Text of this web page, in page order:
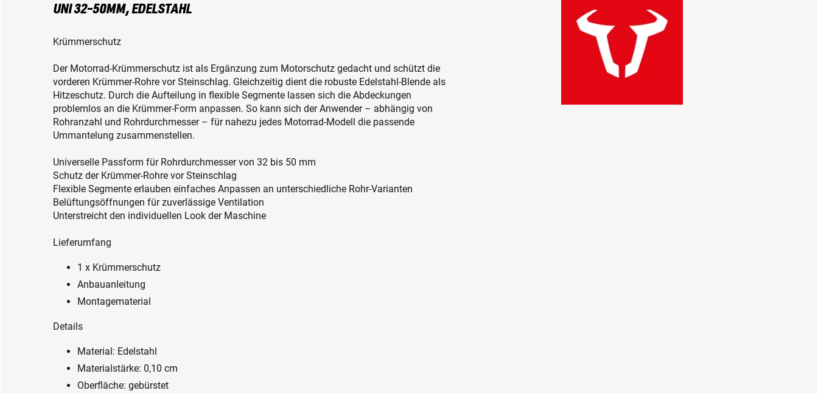
UNI 32-50MM, EDELSTAHL
Krümmerschutz
Der Motorrad-Krümmerschutz ist als Ergänzung zum Motorschutz gedacht und schützt die
vorderen Krümmer-Rohre vor Steinschlag. Gleichzeitig dient die robuste Edelstahl-Blende als
Hitzeschutz. Durch die Aufteilung in flexible Segmente lassen sich die Abdeckungen
problemlos an die Krümmer-Form anpassen. So kann sich der Anwender – abhängig von
Rohranzahl und Rohrdurchmesser – für nahezu jedes Motorrad-Modell die passende
Ummantelung zusammenstellen.
Universelle Passform für Rohrdurchmesser von 32 bis 50 mm
Schutz der Krümmer-Rohre vor Steinschlag
Flexible Segmente erlauben einfaches Anpassen an unterschiedliche Rohr-Varianten
Belüftungsöffnungen für zuverlässige Ventilation
Unterstreicht den individuellen Look der Maschine
Lieferumfang
1 x Krümmerschutz
Anbauanleitung
Montagematerial
Details
Material: Edelstahl
Materialstärke: 0,10 cm
Oberfläche: gebürstet